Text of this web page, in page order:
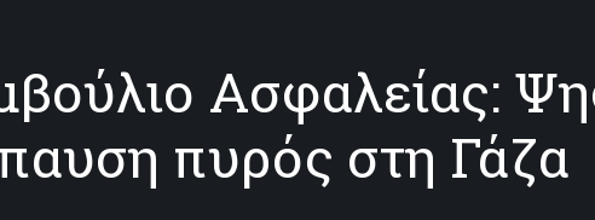
Ασφαλείας:
πυρός στη Γάζα